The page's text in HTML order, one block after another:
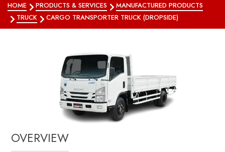
HOME PRODUCTS & SERVICES
MANUFACTURED PRODUCTS
TRUCK CARGO TRANSPORTER TRUCK (DROPSIDE)
OVERVIEW